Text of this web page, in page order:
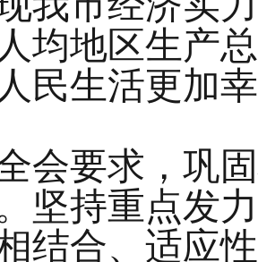
均地区生产
民生活更加
要求，巩固
坚持重点发
结合、适应